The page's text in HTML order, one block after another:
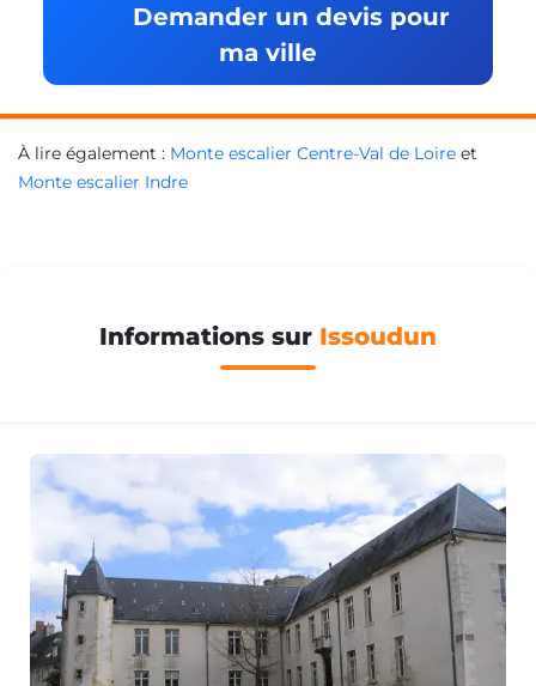
Demander un devis pour
ma ville
À lire également : Monte escalier Centre-Val de Loire et
Monte escalier Indre
Informations sur Issoudun